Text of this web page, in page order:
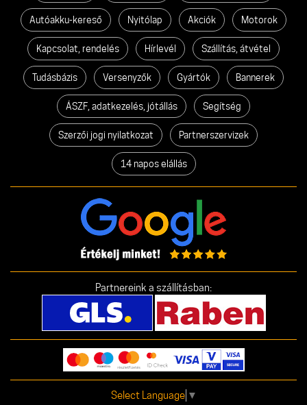
Autóakku-kereső Nyitólap Akciók Motorok
Kapcsolat, rendelés Hírlevél Szállítás, átvétel
Tudásbázis Versenyzők Gyártók Bannerek
ÁSZF, adatkezelés, jótállás Segítség
Szerzői jogi nyilatkozat Partnerszervizek
14 napos elállás
Partnereink a szállításban:
Select Language ▼